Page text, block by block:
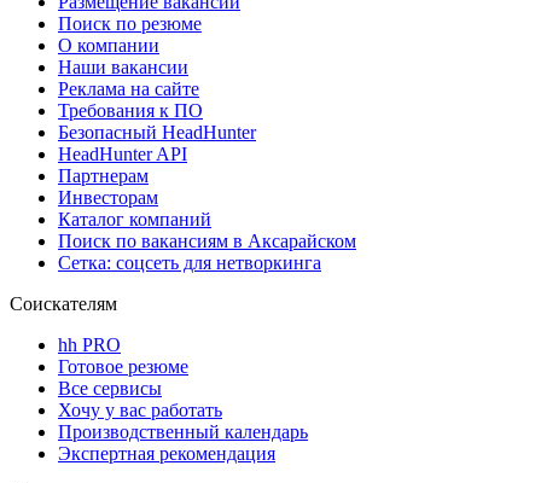
Поиск по резюме
О компании
Наши вакансии
Реклама на сайте
Требования к ПО
Безопасный HeadHunter
HeadHunter API
Партнерам
Инвесторам
Каталог компаний
Поиск по вакансиям в Аксарайском
Сетка: соцсеть для нетворкинга
Соискателям
hh PRO
Готовое резюме
Все сервисы
Хочу у вас работать
Производственный календарь
Экспертная рекомендация